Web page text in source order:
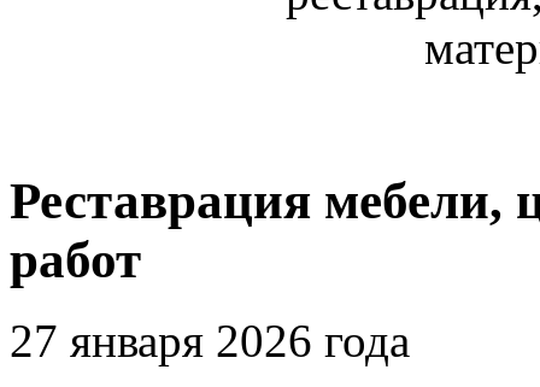
Реставрация мебели,
работ
27 января 2026 года